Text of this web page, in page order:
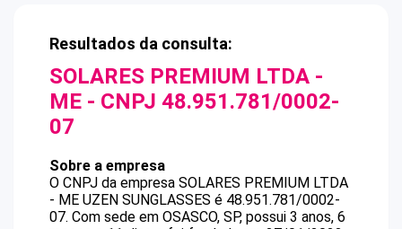
Resultados da consulta:
SOLARES PREMIUM LTDA -
ME - CNPJ 48.951.781/0002-
07
Sobre a empresa
O CNPJ da empresa SOLARES PREMIUM LTDA
- ME UZEN SUNGLASSES é 48.951.781/0002-
07. Com sede em OSASCO, SP, possui 3 anos, 6